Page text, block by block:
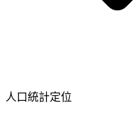
人口統計定位